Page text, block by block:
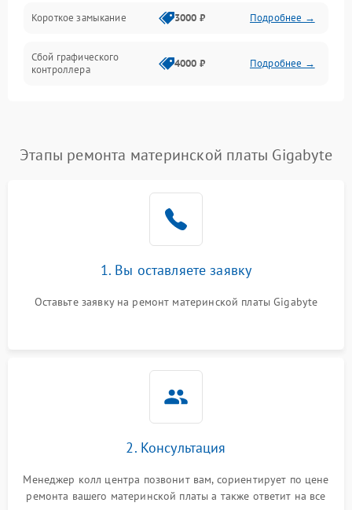
Короткое замыкание 3000 ₽ Подробнее →
Сбой графического
контроллера
4000 ₽ Подробнее →
Этапы ремонта материнской платы Gigabyte
1. Вы оставляете заявку
Оставьте заявку на ремонт материнской платы Gigabyte
2. Консультация
Менеджер колл центра позвонит вам, сориентирует по цене
ремонта вашего материнской платы а также ответит на все